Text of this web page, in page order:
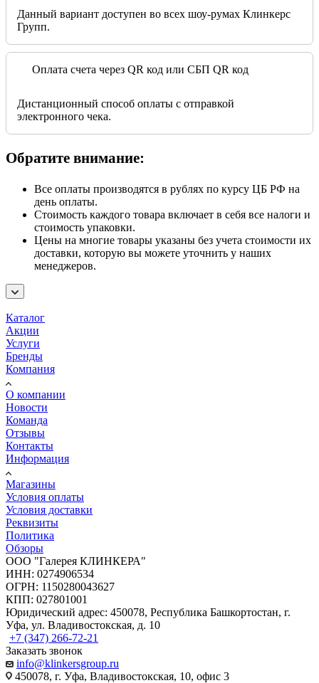
Данный вариант доступен во всех шоу-румах Клинкерс
Групп.
Оплата счета через QR код или СБП QR код
Дистанционный способ оплаты с отправкой
электронного чека.
Обратите внимание:
Все оплаты производятся в рублях по курсу ЦБ РФ на
день оплаты.
Стоимость каждого товара включает в себя все налоги и
стоимость упаковки.
Цены на многие товары указаны без учета стоимости их
доставки, которую вы можете уточнить у наших
менеджеров.
Каталог
Акции
Услуги
Бренды
Компания
О компании
Новости
Команда
Отзывы
Контакты
Информация
Магазины
Условия оплаты
Условия доставки
Реквизиты
Политика
Обзоры
ООО "Галерея КЛИНКЕРА"
ИНН: 0274906534
ОГРН: 1150280043627
КПП: 027801001
Юридический адрес: 450078, Республика Башкортостан, г.
Уфа, ул. Владивостокская, д. 10
+7 (347) 266-72-21
Заказать звонок
info@klinkersgroup.ru
450078, г. Уфа, Владивостокская, 10, офис 3